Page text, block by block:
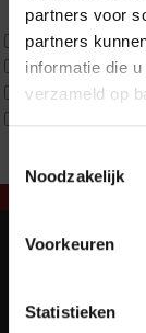
partners voor
partners
informatie die
verzameld op
Noodzakelijk
Voorkeuren
Statistieken
Tweepersoons
Tweepersoons
Dinsdag: